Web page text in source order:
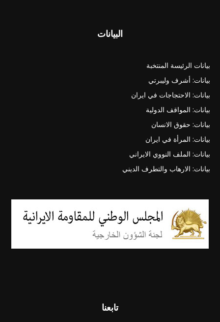
البيانات
بيانات الرئيسة المنتخبة
بيانات: أشرف وليبرتي
بيانات: الاحتجاجات في ايران
بيانات: المواقف الدولية
بيانات: حقوق الانسان
بيانات: المرأة في ايران
بيانات: الملف النووي الايراني
بيانات: الارهاب والتطرف الديني
تابعنا